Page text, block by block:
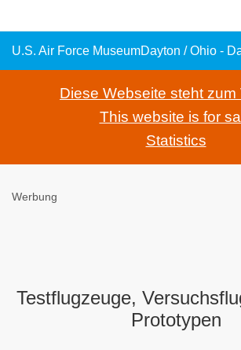
Diese Webseite steht zum
This website is for
Statistics
Werbung
Testflugzeuge,
Prototypen